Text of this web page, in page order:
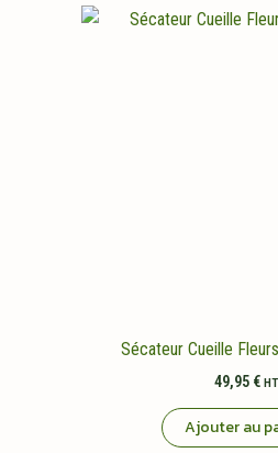
Sécateur Cueille
49,95 € HT
Ajouter au